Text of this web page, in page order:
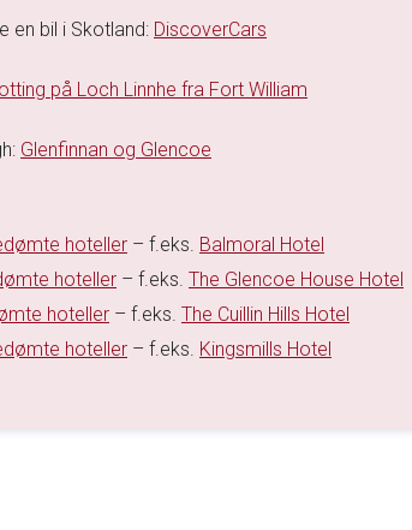
en bil i Skotland: DiscoverCars
på Loch Linnhe fra Fort William
Glenfinnan og Glencoe
hoteller – f.eks. Balmoral Hotel
hoteller – f.eks. The Glencoe House Hotel
hoteller – f.eks. The Cuillin Hills Hotel
hoteller – f.eks. Kingsmills Hotel